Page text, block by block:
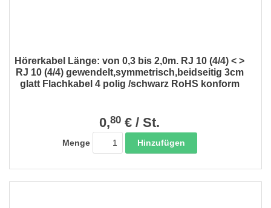
Hörerkabel Länge: von 0,3 bis 2,0m. RJ 10 (4/4) < >
RJ 10 (4/4) gewendelt,symmetrisch,beidseitig 3cm
glatt Flachkabel 4 polig /schwarz RoHS konform
0,80 € / St.
Menge Hinzufügen